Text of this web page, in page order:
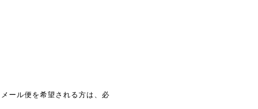
ール便を希望される方は、必